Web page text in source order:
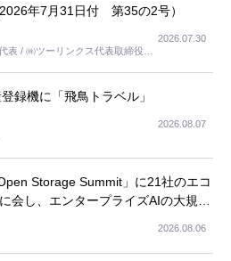
年7月31日付 第35の2号）
表 / ㈱ツーリンクス代表取締役社
2026.07.30
録機に「飛鳥トラベル」
2026.08.07
Storage Summit」に21社のエコ
会し、エンタープライズAIの大規模
ンスを共有
2026.08.06